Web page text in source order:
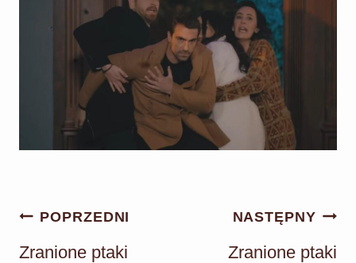
Nawigacja
wpisu
POPRZEDNI
Zranione ptaki
NASTĘPNY
Zranione ptaki